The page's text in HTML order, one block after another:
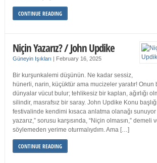
CONTINUE READING
Niçin Yazarız? / John Updike
Güneyin Işıkları | February 16, 2025
Bir kurşunkalemi düşünün. Ne kadar sessiz,
hünerli, narin, küçüktür ama mucizeler yaratır!
dünyalar vücut bulur; tehlikesiz bir kaplan, ağırlığı
silindir, masrafsız bir saray. John Updike Konu
festivalinde kendimi kısaca anlatma olanağı sunuyor
yazarız,” sorusu karşısında, “Niçin olmasın,” demeli
söylemeden yerime oturmalıydım. Ama […]
CONTINUE READING